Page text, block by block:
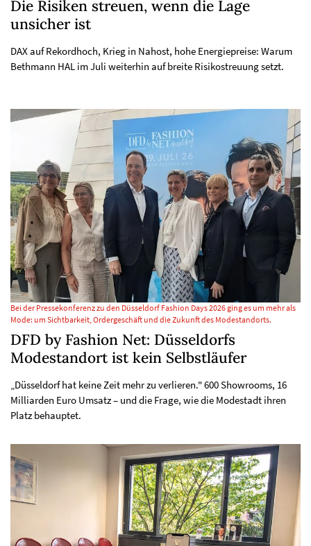
Die Risiken streuen, wenn die Lage
unsicher ist
DAX auf Rekordhoch, Krieg in Nahost, hohe Energiepreise: Warum
Bethmann HAL im Juli weiterhin auf breite Risikostreuung setzt.
Bei der Pressekonferenz zu den Düsseldorf Fashion Days 2026 ging es um mehr als
Mode: um Sichtbarkeit, Ordergeschäft und die Zukunft des Modestandorts.
DFD by Fashion Net: Düsseldorfs
Modestandort ist kein Selbstläufer
„Düsseldorf hat keine Zeit mehr zu verlieren." 600 Showrooms, 16
Milliarden Euro Umsatz – und die Frage, wie die Modestadt ihren
Platz behauptet.